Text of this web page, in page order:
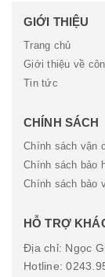
GIỚI THIỆU
Trang chủ
Giới thiệu về
Tin tức
CHÍNH SÁCH
Chính sách vận
Chính sách bảo
Chính sách bảo
HỖ TRỢ
Địa chỉ: Ngọc
Hotline: